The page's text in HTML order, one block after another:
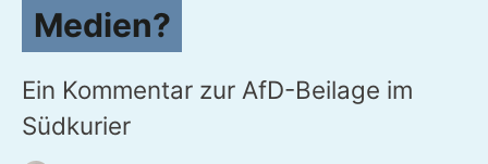
Medien?
Ein Kommentar zur AfD-Beilage im
Südkurier